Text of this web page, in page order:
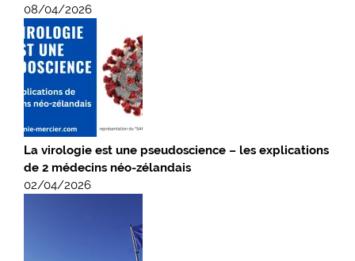
08/04/2026
La virologie est une pseudoscience – les explications
de 2 médecins néo-zélandais
02/04/2026